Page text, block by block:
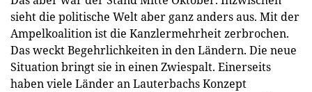
sieht die politische Welt aber ganz anders aus. Mit der
Ampelkoalition ist die Kanzlermehrheit zerbrochen.
Das weckt Begehrlichkeiten in den Ländern. Die neue
Situation bringt sie in einen Zwiespalt. Einerseits
haben viele Länder an Lauterbachs Konzept